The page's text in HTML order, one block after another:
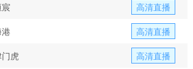
高清直播
高清直播
虎
高清直播